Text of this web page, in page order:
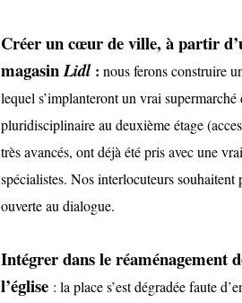
Créer un cœur de ville, à partir
magasinLidl: nous ferons construire
lequel s’implanteront un vrai
pluridisciplinaire au deuxième étage
très avancés, ont déjà été pris avec une
spécialistes. Nos interlocuteurs
ouverte au dialogue.
Intégrer dans le réaménagement
l’église : la place s’est dégradée faute